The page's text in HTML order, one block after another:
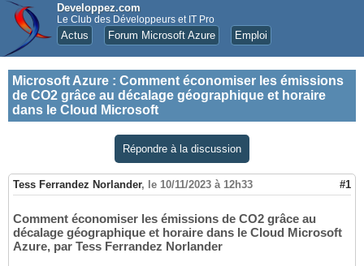
Developpez.com
Le Club des Développeurs et IT Pro
Actus Forum Microsoft Azure Emploi
Microsoft Azure : Comment économiser les émissions
de CO2 grâce au décalage géographique et horaire
dans le Cloud Microsoft
Répondre à la discussion
Tess Ferrandez Norlander, le 10/11/2023 à 12h33 #1
Comment économiser les émissions de CO2 grâce au
décalage géographique et horaire dans le Cloud Microsoft
Azure, par Tess Ferrandez Norlander